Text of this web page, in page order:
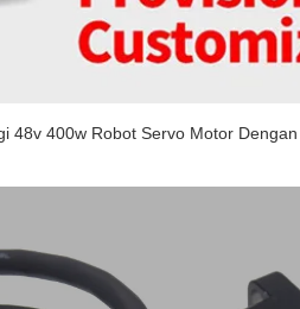
48v 400w Robot Servo Motor